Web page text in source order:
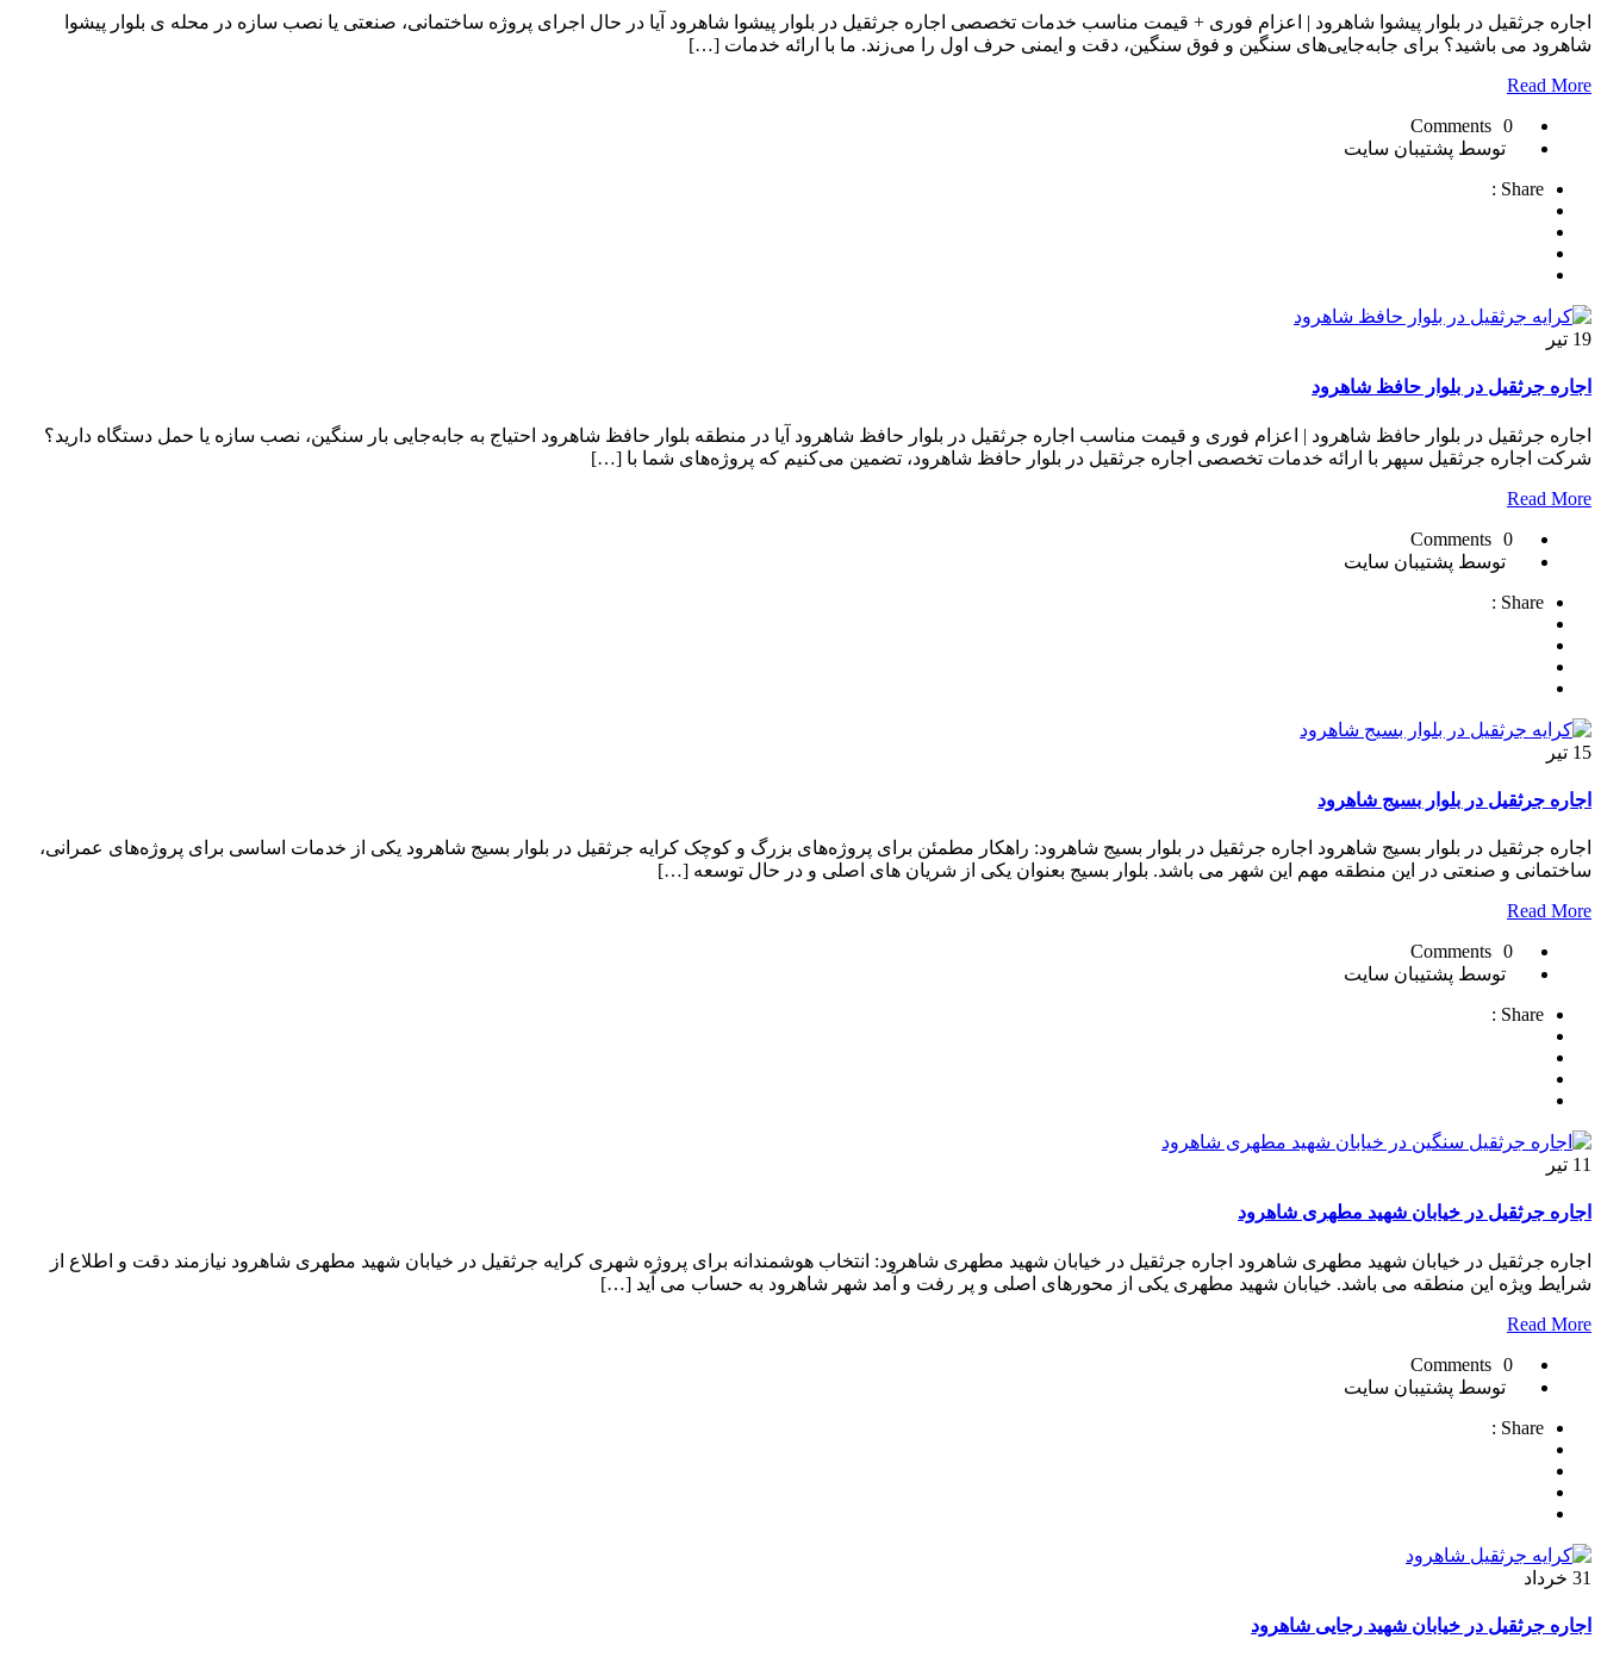
اجاره جرثقیل در بلوار پیشوا شاهرود | اعزام فوری + قیمت مناسب خدمات تخصصی اجاره جرثقیل در بلوار پیشوا شاهرود آیا در حال اجرای پروژه ساختمانی، صنعتی یا نصب سازه در محله ی بلوار پیشوا
شاهرود می باشید؟ برای جابه‌جایی‌های سنگین و فوق سنگین، دقت و ایمنی حرف اول را می‌زند. ما با ارائه خدمات […]
Read More
0 Comments
توسط پشتیبان سایت
Share :
19 تیر
اجاره جرثقیل در بلوار حافظ شاهرود
اجاره جرثقیل در بلوار حافظ شاهرود | اعزام فوری و قیمت مناسب اجاره جرثقیل در بلوار حافظ شاهرود آیا در منطقه بلوار حافظ شاهرود احتیاج به جابه‌جایی بار سنگین، نصب سازه یا حمل دستگاه دارید؟
شرکت اجاره جرثقیل سپهر با ارائه خدمات تخصصی اجاره جرثقیل در بلوار حافظ شاهرود، تضمین می‌کنیم که پروژه‌های شما با […]
Read More
0 Comments
توسط پشتیبان سایت
Share :
15 تیر
اجاره جرثقیل در بلوار بسیج شاهرود
اجاره جرثقیل در بلوار بسیج شاهرود اجاره جرثقیل در بلوار بسیج شاهرود: راهکار مطمئن برای پروژه‌های بزرگ و کوچک کرایه جرثقیل در بلوار بسیج شاهرود یکی از خدمات اساسی برای پروژه‌های عمرانی،
ساختمانی و صنعتی در این منطقه مهم این شهر می باشد. بلوار بسیج بعنوان یکی از شریان های اصلی و در حال توسعه […]
Read More
0 Comments
توسط پشتیبان سایت
Share :
11 تیر
اجاره جرثقیل در خیابان شهید مطهری شاهرود
اجاره جرثقیل در خیابان شهید مطهری شاهرود اجاره جرثقیل در خیابان شهید مطهری شاهرود: انتخاب هوشمندانه برای پروژه شهری کرایه جرثقیل در خیابان شهید مطهری شاهرود نیازمند دقت و اطلاع از
شرایط ویژه این منطقه می باشد. خیابان شهید مطهری یکی از محورهای اصلی و پر رفت و آمد شهر شاهرود به حساب می آید […]
Read More
0 Comments
توسط پشتیبان سایت
Share :
31 خرداد
اجاره جرثقیل در خیابان شهید رجایی شاهرود